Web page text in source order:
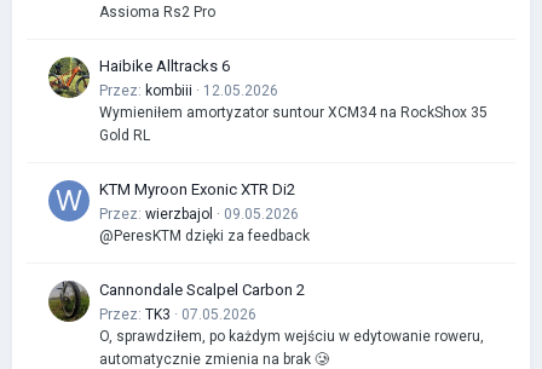
Assioma Rs2 Pro
Haibike Alltracks 6
Przez: kombiii · 12.05.2026
Wymieniłem amortyzator suntour XCM34 na RockShox 35
Gold RL
KTM Myroon Exonic XTR Di2
Przez: wierzbajol · 09.05.2026
@PeresKTM dzięki za feedback
Cannondale Scalpel Carbon 2
Przez: TK3 · 07.05.2026
O, sprawdziłem, po każdym wejściu w edytowanie roweru,
automatycznie zmienia na brak 🥲